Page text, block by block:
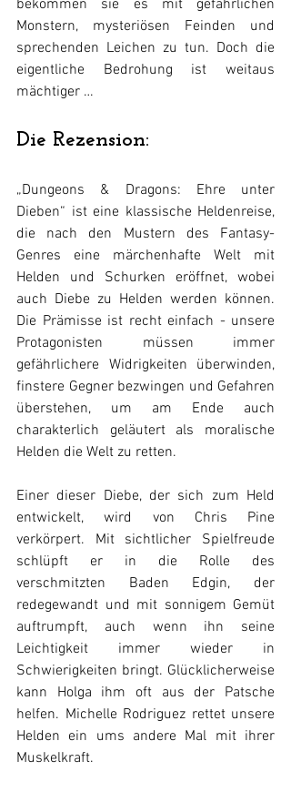
bekommen sie es mit gefährlichen
Monstern, mysteriösen Feinden und
sprechenden Leichen zu tun. Doch die
eigentliche Bedrohung ist weitaus
mächtiger …
Die Rezension:
„Dungeons & Dragons: Ehre unter
Dieben“ ist eine klassische Heldenreise,
die nach den Mustern des Fantasy-
Genres eine märchenhafte Welt mit
Helden und Schurken eröffnet, wobei
auch Diebe zu Helden werden können.
Die Prämisse ist recht einfach - unsere
Protagonisten müssen immer
gefährlichere Widrigkeiten überwinden,
finstere Gegner bezwingen und Gefahren
überstehen, um am Ende auch
charakterlich geläutert als moralische
Helden die Welt zu retten.
Einer dieser Diebe, der sich zum Held
entwickelt, wird von Chris Pine
verkörpert. Mit sichtlicher Spielfreude
schlüpft er in die Rolle des
verschmitzten Baden Edgin, der
redegewandt und mit sonnigem Gemüt
auftrumpft, auch wenn ihn seine
Leichtigkeit immer wieder in
Schwierigkeiten bringt. Glücklicherweise
kann Holga ihm oft aus der Patsche
helfen. Michelle Rodriguez rettet unsere
Helden ein ums andere Mal mit ihrer
Muskelkraft.